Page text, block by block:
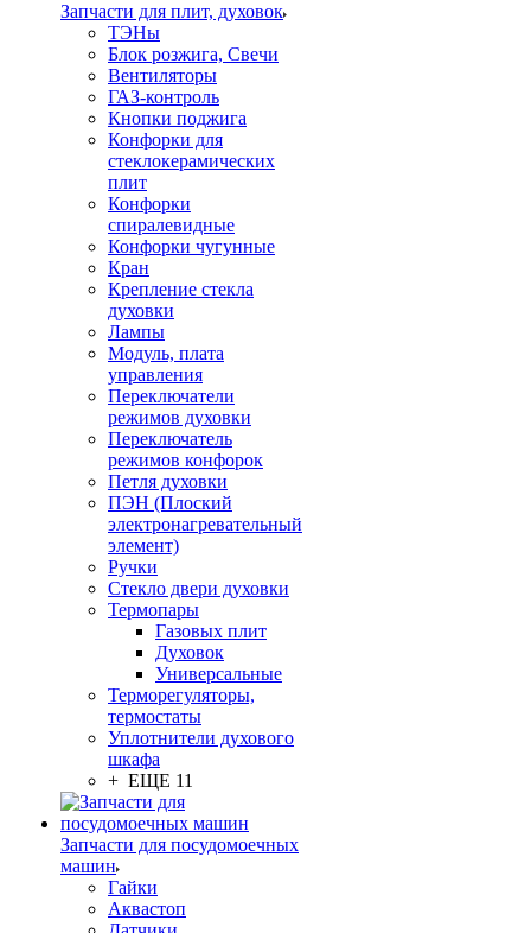
Запчасти для плит, духовок
ТЭНы
Блок розжига, Свечи
Вентиляторы
ГАЗ-контроль
Кнопки поджига
Конфорки для
стеклокерамических
плит
Конфорки
спиралевидные
Конфорки чугунные
Кран
Крепление стекла
духовки
Лампы
Модуль, плата
управления
Переключатели
режимов духовки
Переключатель
режимов конфорок
Петля духовки
ПЭН (Плоский
электронагревательный
элемент)
Ручки
Стекло двери духовки
Термопары
Газовых плит
Духовок
Универсальные
Терморегуляторы,
термостаты
Уплотнители духового
шкафа
+ ЕЩЕ 11
Запчасти для посудомоечных
машин
Гайки
Аквастоп